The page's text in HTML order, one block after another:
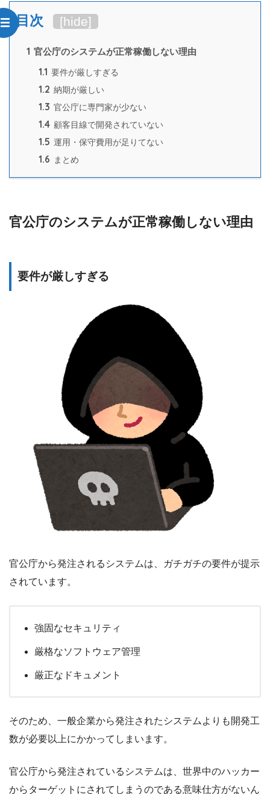
目次 [hide]
1 官公庁のシステムが正常稼働しない理由
1.1 要件が厳しすぎる
1.2 納期が厳しい
1.3 官公庁に専門家が少ない
1.4 顧客目線で開発されていない
1.5 運用・保守費用が足りてない
1.6 まとめ
官公庁のシステムが正常稼働しない理由
要件が厳しすぎる
官公庁から発注されるシステムは、ガチガチの要件が提示
されています。
強固なセキュリティ
厳格なソフトウェア管理
厳正なドキュメント
そのため、一般企業から発注されたシステムよりも開発工
数が必要以上にかかってしまいます。
官公庁から発注されているシステムは、世界中のハッカー
からターゲットにされてしまうのである意味仕方がないん